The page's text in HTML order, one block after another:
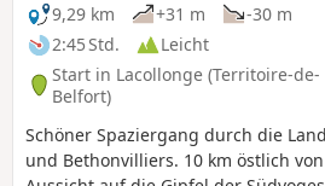
9,29 km +31 m
-30 m
2:45 Std.
Leicht
Start in Lacollonge (Territoire-de-
Belfort)
Schöner Spaziergang durch die
und Bethonvilliers. 10 km östlich